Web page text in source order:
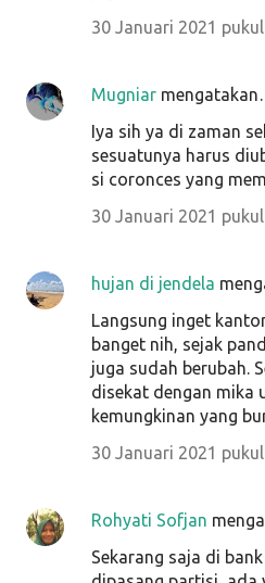
30 Januari 2021
Mugniar
Iya sih ya di zaman
sesuatunya harus
si coronces yang
30 Januari 2021
hujan di jendela
Langsung inget
banget nih, sejak
juga sudah berubah.
disekat dengan mika
kemungkinan yang
30 Januari 2021
Rohyati Sofjan
Sekarang saja di